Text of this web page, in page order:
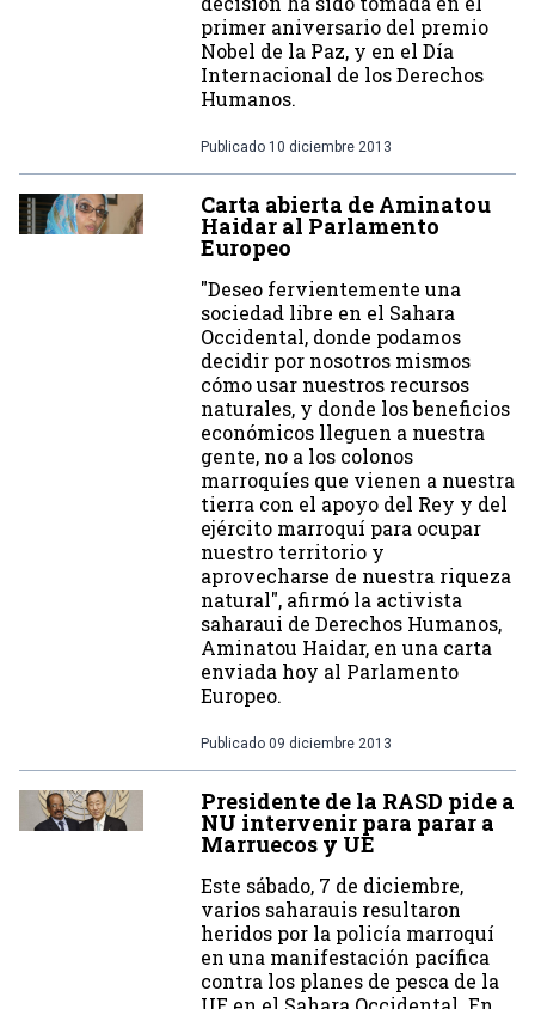
primer aniversario del premio
Nobel de la Paz, y en el Día
Internacional de los Derechos
Humanos.
Publicado 10 diciembre 2013
Carta abierta de Aminatou
Haidar al Parlamento
Europeo
"Deseo fervientemente una
sociedad libre en el Sahara
Occidental, donde podamos
decidir por nosotros mismos
cómo usar nuestros recursos
naturales, y donde los beneficios
económicos lleguen a nuestra
gente, no a los colonos
marroquíes que vienen a nuestra
tierra con el apoyo del Rey y del
ejército marroquí para ocupar
nuestro territorio y
aprovecharse de nuestra riqueza
natural", afirmó la activista
saharaui de Derechos Humanos,
Aminatou Haidar, en una carta
enviada hoy al Parlamento
Europeo.
Publicado 09 diciembre 2013
Presidente de la RASD pide a
NU intervenir para parar a
Marruecos y UE
Este sábado, 7 de diciembre,
varios saharauis resultaron
heridos por la policía marroquí
en una manifestación pacífica
contra los planes de pesca de la